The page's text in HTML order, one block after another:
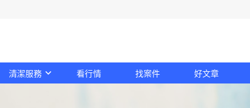
清潔服務 看行情 找案件 好文章